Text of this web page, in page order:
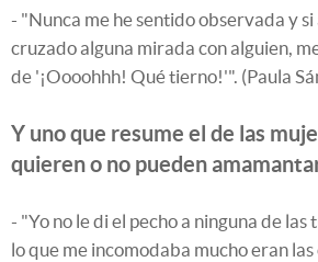
- "Nunca me he sentido observada y si
cruzado alguna mirada con alguien,
de '¡Oooohhh! Qué tierno!'". (Paula
Y uno que resume el de las
quieren o no pueden
- "Yo no le di el pecho a ninguna de las
lo que me incomodaba mucho eran